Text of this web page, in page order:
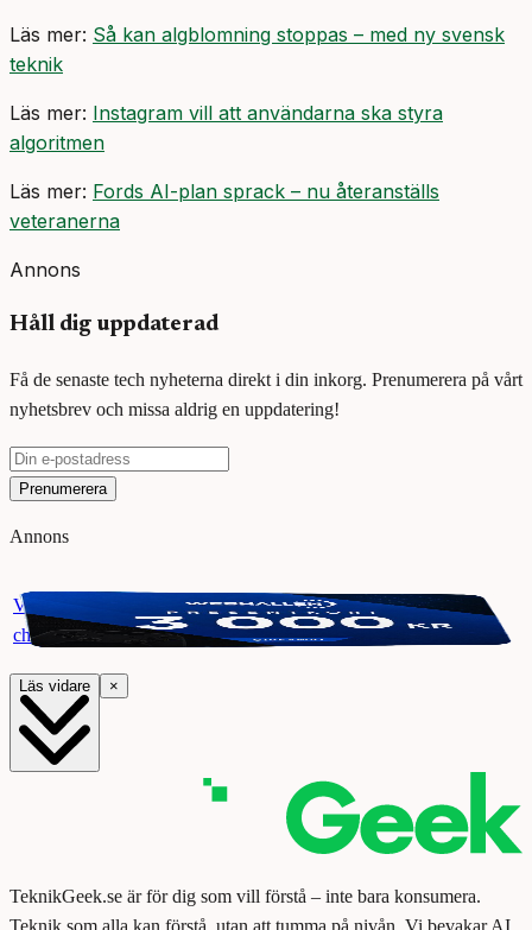
Läs mer: Så kan algblomning stoppas – med ny svensk
teknik
Läs mer: Instagram vill att användarna ska styra
algoritmen
Läs mer: Fords AI-plan sprack – nu återanställs
veteranerna
Annons
Håll dig uppdaterad
Få de senaste tech nyheterna direkt i din inkorg. Prenumerera på vårt
nyhetsbrev och missa aldrig en uppdatering!
Prenumerera
Annons
Vinn ett presentkort på Webhallen. Delta i vår giveaway för
chansen att vinna 3000 kr.
Läs vidare ×
TeknikGeek.se är för dig som vill förstå – inte bara konsumera.